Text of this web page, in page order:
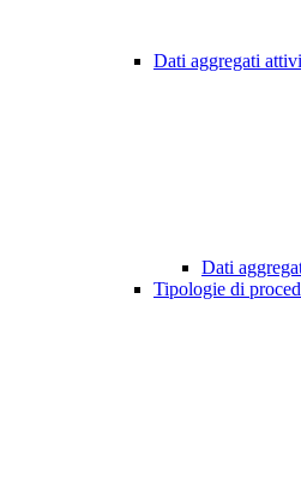
Dati aggregati
Dati
Tipologie di